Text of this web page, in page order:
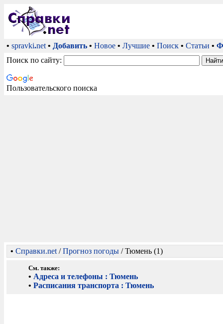
• spravki.net • Добавить • Новое • Лучшие • Поиск • Статьи •
Поиск по сайту:
Пользовательского поиска
• Справки.net /Прогноз погоды / Тюмень (1)
См. также:
• Адреса и телефоны : Тюмень
•Расписания транспорта : Тюмень